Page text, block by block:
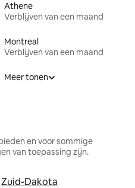
Athene
Verblijven van een maand
Montreal
Verblijven van een maand
Meer tonen
en voor sommige
van toepassing zijn.
Zuid-Dakota